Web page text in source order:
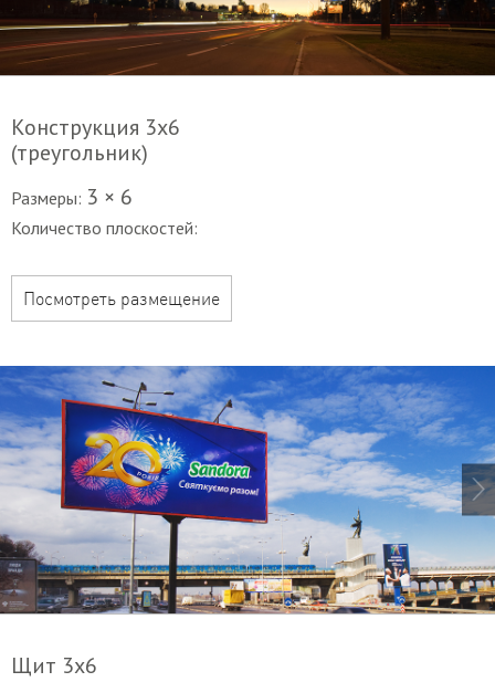
Конструкция 3х6
(треугольник)
Размеры: 3 × 6
Количество плоскостей:
Посмотреть размещение
Щит 3х6